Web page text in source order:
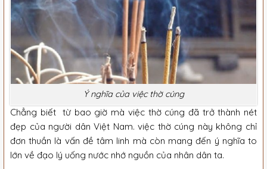
Ý nghĩa của việc thờ cúng
Chẳng biết từ bao giờ mà việc thờ cúng đã trở thành nét
đẹp của người dân Việt Nam. việc thờ cúng này không chỉ
đơn thuần là vấn đề tâm linh mà còn mang đến ý nghĩa to
lớn về đạo lý uống nước nhớ nguồn của nhân dân ta.